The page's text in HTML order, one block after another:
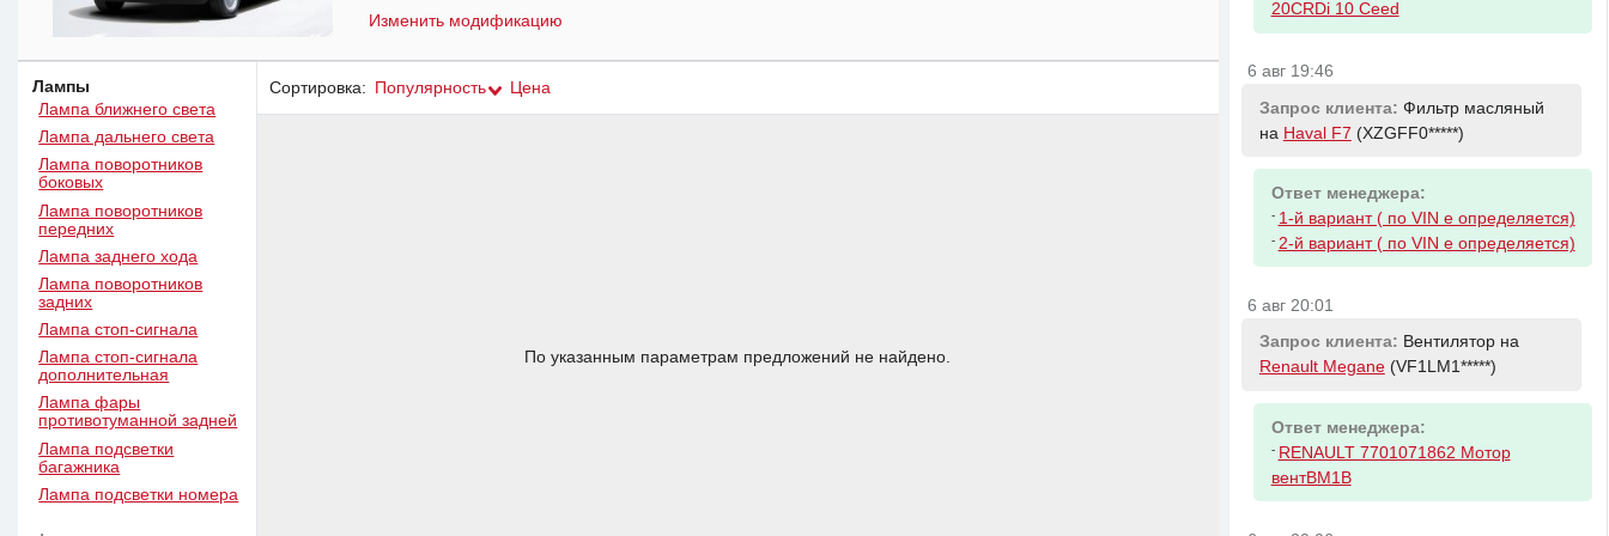
Изменить модификацию
Лампы
Лампа ближнего света
Лампа дальнего света
Лампа поворотников
боковых
Лампа поворотников
передних
Лампа заднего хода
Лампа поворотников
задних
Лампа стоп-сигнала
Лампа стоп-сигнала
дополнительная
Лампа фары
противотуманной задней
Лампа подсветки
багажника
Лампа подсветки номера
Сортировка: Популярность Цена
По указанным параметрам предложений не найдено.
20CRDi 10 Ceed
6 авг 19:46
Запрос клиента: Фильтр масляный
на Haval F7 (XZGFF0*****)
Ответ менеджера:
- 1-й вариант ( по VIN е определяется)
- 2-й вариант ( по VIN е определяется)
6 авг 20:01
Запрос клиента: Вентилятор на
Renault Megane(VF1LM1*****)
Ответ менеджера:
- RENAULT 7701071862 Мотор
вентBM1B